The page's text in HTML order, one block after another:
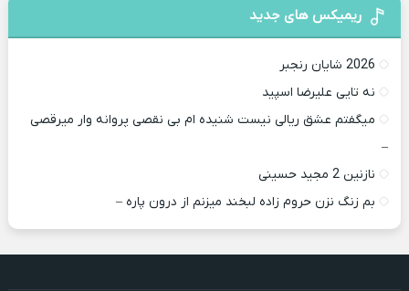
ریمیکس های جدید
2026 شایان رنجبر
نه تایی علیرضا اسپید
میگفتم عشق ریالی نیست شنیده ام بی نقصی پروانه وار میرقصی
–
نازنین 2 مجید حسینی
بم زنگ نزن حروم زاده لبخند میزنم از درون پاره –